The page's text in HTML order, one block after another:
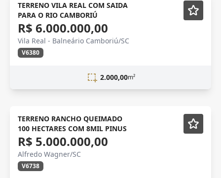
TERRENO VILA REAL COM SAIDA
PARA O RIO CAMBORIÚ
R$ 6.000.000,00
Vila Real - Balneário Camboriú/SC
V6380
2.000,00m²
TERRENO RANCHO QUEIMADO
100 HECTARES COM 8MIL PINUS
R$ 5.000.000,00
Alfredo Wagner/SC
V6738